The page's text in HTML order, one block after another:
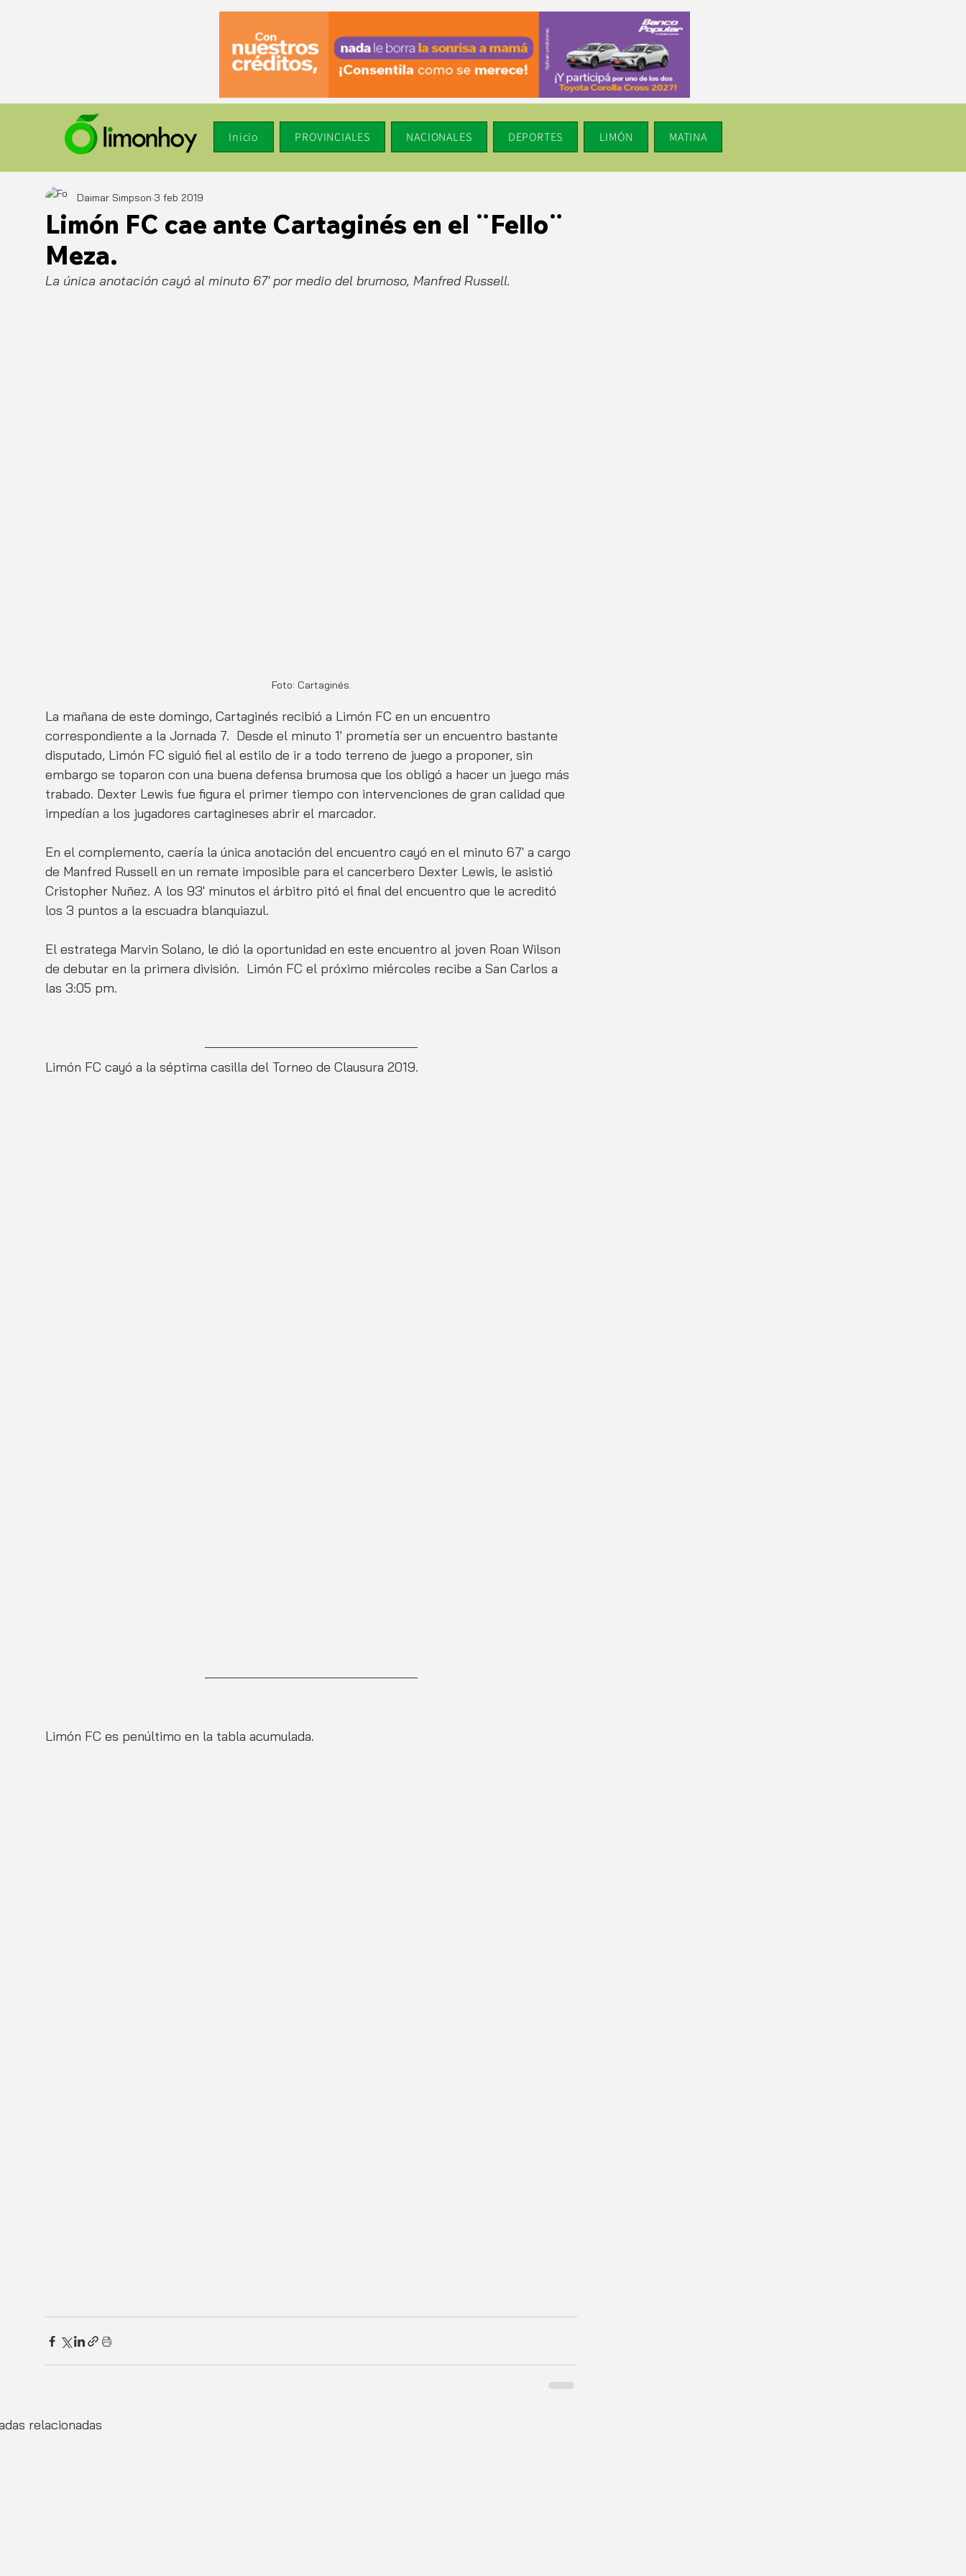
Inicio PROVINCIALES NACIONALES DEPORTES LIMÓN MATINA
Limón FC cae ante Cartaginés en el ¨Fello¨
Meza.
Daimar Simpson 3 feb 2019
La única anotación cayó al minuto 67' por medio del brumoso, Manfred Russell.
Foto: Cartaginés.
La mañana de este domingo, Cartaginés recibió a Limón FC en un encuentro
correspondiente a la Jornada 7.  Desde el minuto 1' prometía ser un encuentro bastante
disputado, Limón FC siguió fiel al estilo de ir a todo terreno de juego a proponer, sin
embargo se toparon con una buena defensa brumosa que los obligó a hacer un juego más
trabado. Dexter Lewis fue figura el primer tiempo con intervenciones de gran calidad que
impedían a los jugadores cartagineses abrir el marcador.
En el complemento, caería la única anotación del encuentro cayó en el minuto 67' a cargo
de Manfred Russell en un remate imposible para el cancerbero Dexter Lewis, le asistió
Cristopher Nuñez. A los 93' minutos el árbitro pitó el final del encuentro que le acreditó
los 3 puntos a la escuadra blanquiazul.
El estratega Marvin Solano, le dió la oportunidad en este encuentro al joven Roan Wilson
de debutar en la primera división.  Limón FC el próximo miércoles recibe a San Carlos a
las 3:05 pm.
Limón FC cayó a la séptima casilla del Torneo de Clausura 2019.
Limón FC es penúltimo en la tabla acumulada.
relacionadas